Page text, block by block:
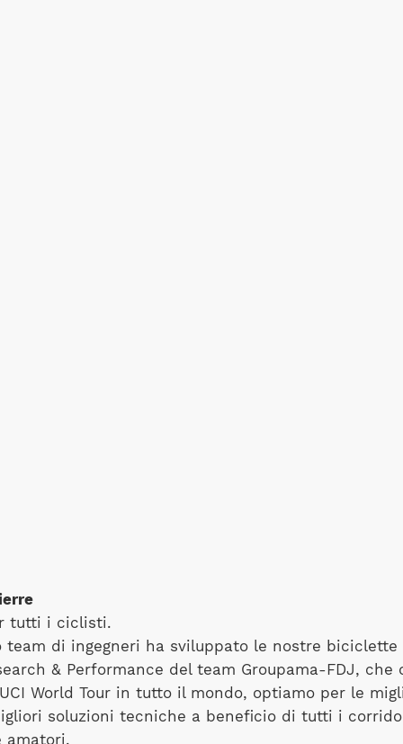
tutti i ciclisti.
team di ingegneri ha sviluppato le nostre biciclette
& Performance del team Groupama-FDJ, che
World Tour in tutto il mondo, optiamo per le
soluzioni tecniche a beneficio di tutti i
amatori.